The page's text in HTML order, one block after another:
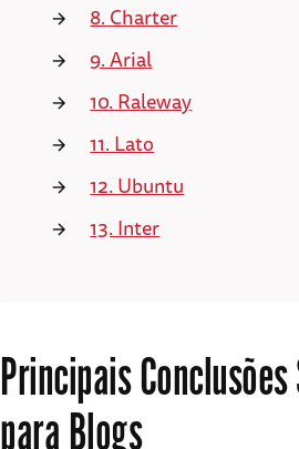
8. Charter
9. Arial
10. Raleway
11. Lato
12. Ubuntu
13. Inter
Principais
para Blogs